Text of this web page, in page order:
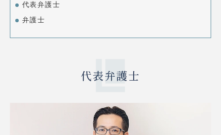
代表弁護士
弁護士
代表弁護士